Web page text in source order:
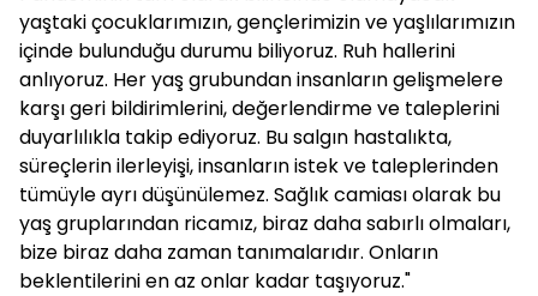
yaştaki çocuklarımızın, gençlerimizin ve yaşlılarımızın
içinde bulunduğu durumu biliyoruz. Ruh hallerini
anlıyoruz. Her yaş grubundan insanların gelişmelere
karşı geri bildirimlerini, değerlendirme ve taleplerini
duyarlılıkla takip ediyoruz. Bu salgın hastalıkta,
süreçlerin ilerleyişi, insanların istek ve taleplerinden
tümüyle ayrı düşünülemez. Sağlık camiası olarak bu
yaş gruplarından ricamız, biraz daha sabırlı olmaları,
bize biraz daha zaman tanımalarıdır. Onların
beklentilerini en az onlar kadar taşıyoruz."